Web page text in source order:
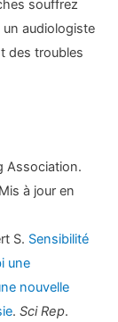
souffrez
un audiologiste
des troubles
Association.
à jour en
S. Sensibilité
une
nouvelle
.Sci Rep.